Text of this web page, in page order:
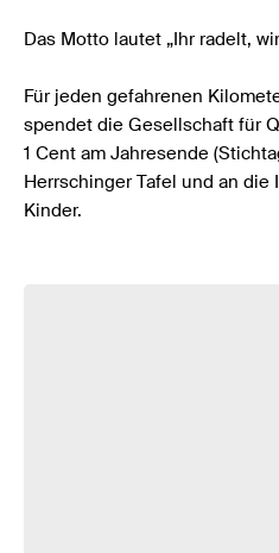
Das Motto lautet „Ihr radelt,
Für jeden gefahrenen
spendet die Gesellschaft für
1 Cent am Jahresende
Herrschinger Tafel und an
Kinder.